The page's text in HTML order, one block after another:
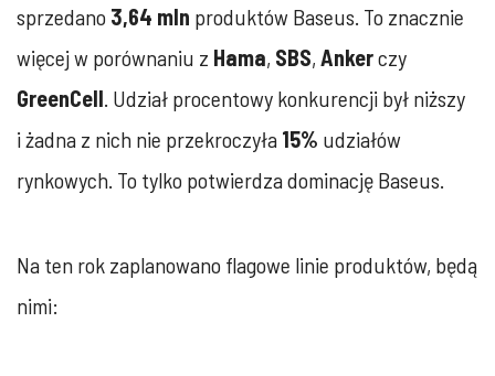
sprzedano 3,64 mln produktów Baseus. To znacznie
więcej w porównaniu z Hama, SBS, Ankerczy
GreenCell. Udział procentowy konkurencji był niższy
i żadna z nich nie przekroczyła 15% udziałów
rynkowych. To tylko potwierdza dominację Baseus.
Na ten rok zaplanowano flagowe linie produktów, będą
nimi: